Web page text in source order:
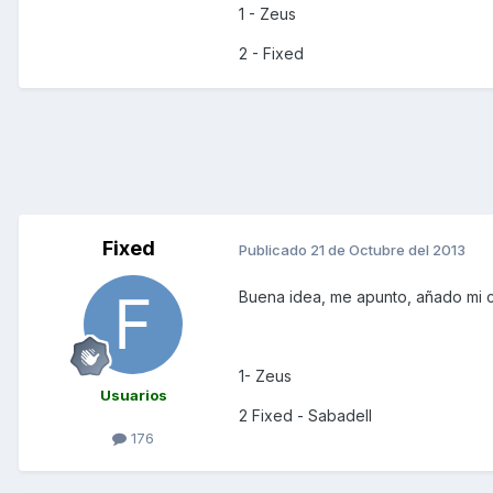
1 - Zeus
2 - Fixed
Fixed
Usuarios
176
Publicado 21 de Octubre del 2013
Buena idea, me apunto, añado mi
1- Zeus
2 Fixed - Sabadell